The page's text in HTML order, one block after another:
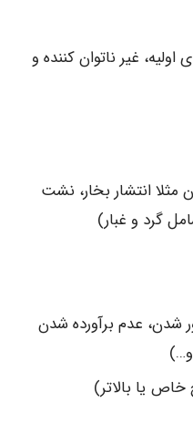
غیر ناتوان کننده و
مثلا انتشار بخار، نشت
گرد و غبار)
شدن، عدم برآورده شدن
یا بالاتر)